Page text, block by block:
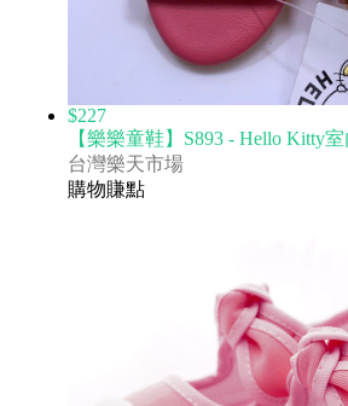
$227
【樂樂童鞋】S893 - Hello Kitty
台灣樂天市場
購物賺點